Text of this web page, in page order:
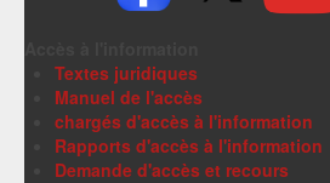
Textes juridiques
Manuel de l'accès
chargés d'accès à l'information
Rapports d'accès à l'information
Demande d'accès et recours